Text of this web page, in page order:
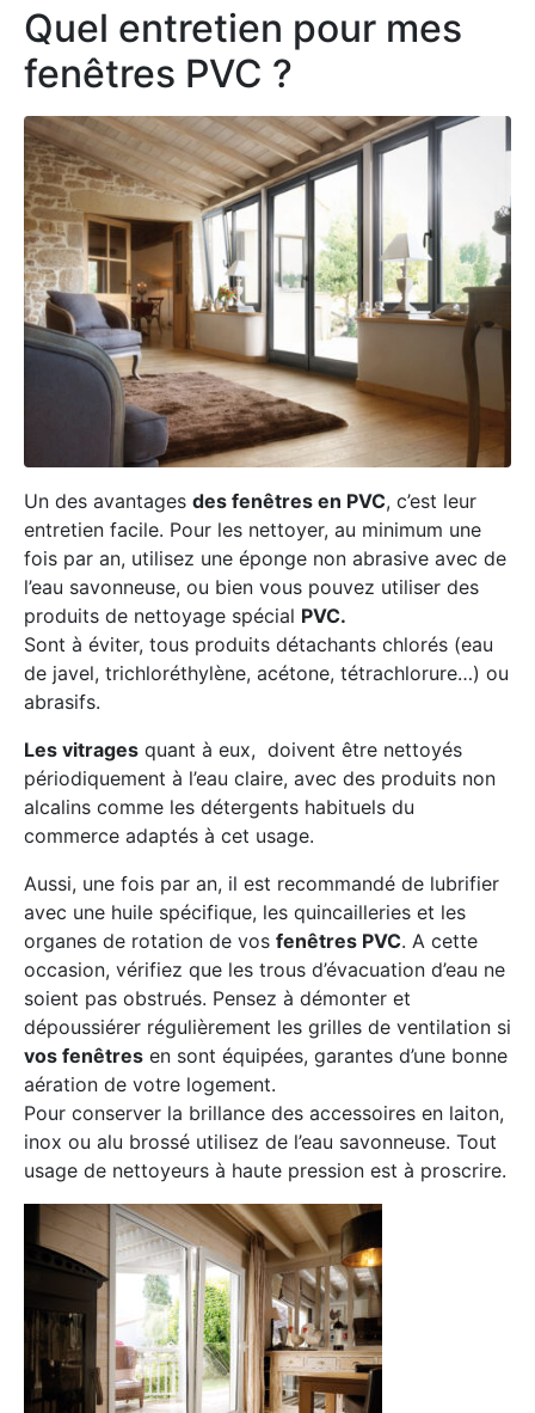
Quel entretien pour mes
fenêtres PVC ?
Un des avantages des fenêtres en PVC, c’est leur
entretien facile. Pour les nettoyer, au minimum une
fois par an, utilisez une éponge non abrasive avec de
l’eau savonneuse, ou bien vous pouvez utiliser des
produits de nettoyage spécial PVC.
Sont à éviter, tous produits détachants chlorés (eau
de javel, trichloréthylène, acétone, tétrachlorure…) ou
abrasifs.
Les vitrages quant à eux, doivent être nettoyés
périodiquement à l’eau claire, avec des produits non
alcalins comme les détergents habituels du
commerce adaptés à cet usage.
Aussi, une fois par an, il est recommandé de lubrifier
avec une huile spécifique, les quincailleries et les
organes de rotation de vos fenêtres PVC. A cette
occasion, vérifiez que les trous d’évacuation d’eau ne
soient pas obstrués. Pensez à démonter et
dépoussiérer régulièrement les grilles de ventilation si
vos fenêtres en sont équipées, garantes d’une bonne
aération de votre logement.
Pour conserver la brillance des accessoires en laiton,
inox ou alu brossé utilisez de l’eau savonneuse. Tout
usage de nettoyeurs à haute pression est à proscrire.